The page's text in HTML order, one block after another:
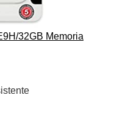
32GB Memoria